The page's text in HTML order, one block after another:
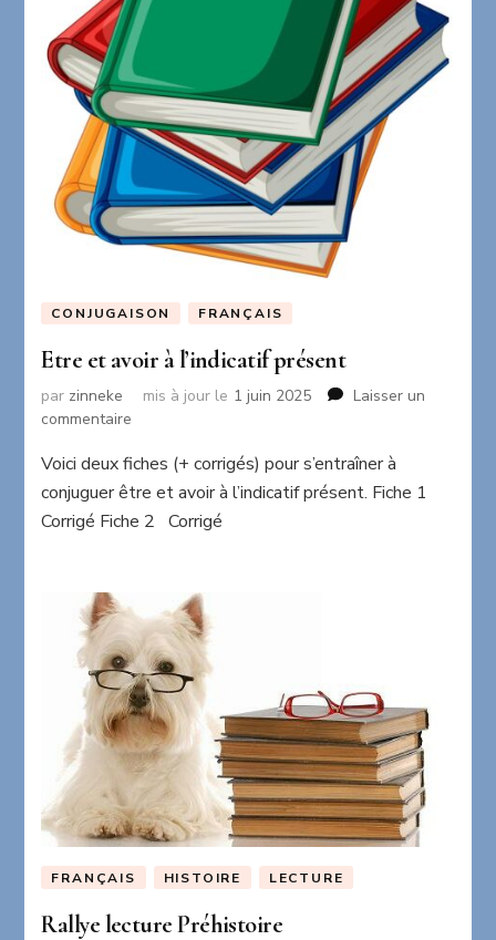
CONJUGAISON FRANÇAIS
Etre et avoir à l’indicatif présent
par zinneke mis à jour le 1 juin 2025
Laisser un
commentaire
et
avoir
l’indicatif
Voici deux fiches (+ corrigés) pour s’entraîner à
conjuguer être et avoir à l’indicatif présent. Fiche 1
Corrigé Fiche 2 Corrigé
FRANÇAIS HISTOIRE LECTURE
Rallye lecture Préhistoire